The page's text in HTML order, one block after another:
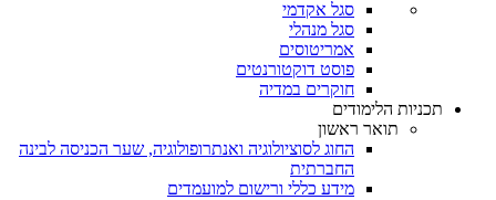
סגל אקדמי
סגל מנהלי
אמריטוסים
פוסט דוקטורנטים
חוקרים במדיה
תכניות הלימודים
תואר ראשון
החוג לסוציולוגיה ואנתרופולוגיה, שער הכניסה לבינה
החברתית
מידע כללי ורישום למועמדים